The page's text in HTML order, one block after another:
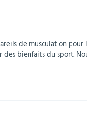
de musculation pour
des bienfaits du sport.